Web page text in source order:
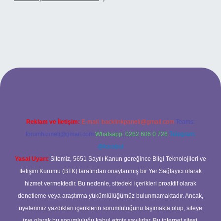
betci casino
Reklam ve İletişim: E-mail: backlinkpaneli@gmail.com Teams:
forumhizmeti@gmail.com Whatsapp: 0262 606 0 726 Telegram:
@karabul
Yasal Uyarı: Sitemiz, 5651 Sayılı Kanun gereğince Bilgi Teknolojileri ve
İletişim Kurumu (BTK) tarafından onaylanmış bir Yer Sağlayıcı olarak
hizmet vermektedir. Bu nedenle, sitedeki içerikleri proaktif olarak
denetleme veya araştırma yükümlülüğümüz bulunmamaktadır. Ancak,
üyelerimiz yazdıkları içeriklerin sorumluluğunu taşımakta olup, siteye